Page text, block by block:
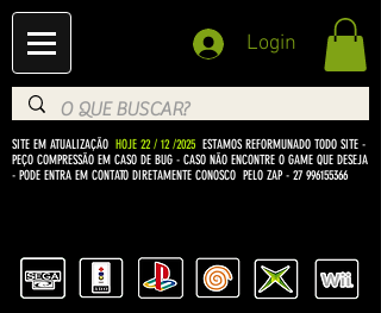
Login
SITE EM ATUALIZAÇÃO HOJE 22 / 12 /2025 ESTAMOS REFORMUNADO TODO SITE -
PEÇO COMPRESSÃO EM CASO DE BUG - CASO NÃO ENCONTRE O GAME QUE DESEJA
- PODE ENTRA EM CONTATO DIRETAMENTE CONOSCO PELO ZAP - 27 996155366